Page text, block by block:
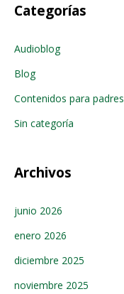
Categorías
Audioblog
Blog
Contenidos para padres
Sin categoría
Archivos
junio 2026
enero 2026
diciembre 2025
noviembre 2025